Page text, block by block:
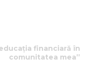
financiară în
comunitatea mea”